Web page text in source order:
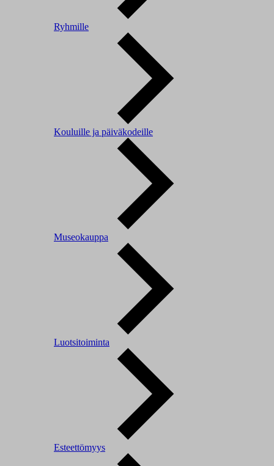
Ryhmille
Kouluille ja päiväkodeille
Museokauppa
Luotsitoiminta
Esteettömyys